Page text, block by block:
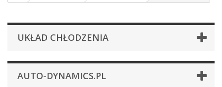
UKŁAD CHŁODZENIA
AUTO-DYNAMICS.PL